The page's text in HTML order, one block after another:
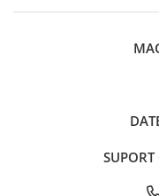
Lipscanoaice